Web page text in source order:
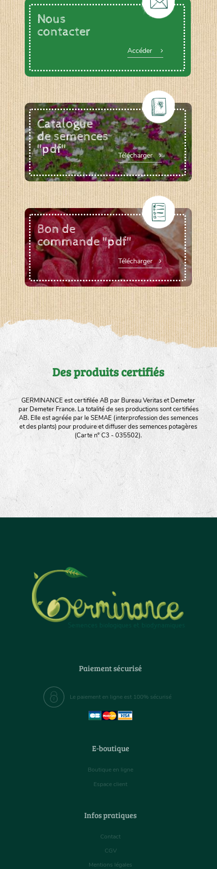
Nous
contacter
Accéder
Catalogue
de semences
"pdf"
Télécharger
Bon de
commande "pdf"
Télécharger
Des produits certifiés
GERMINANCE est certifilée AB par Bureau Veritas et Demeter
par Demeter France. La totalité de ses productions sont certifiées
AB. Elle est agréée par le SEMAE (interprofession des semences
et des plants) pour produire et diffuser des semences potagères
(Carte n° C3 - 035502).
Paiement sécurisé
Le paiement en ligne est 100% sécurisé
E-boutique
Boutique en ligne
Espace client
Infos pratiques
Contact
CGV
Mentions légales